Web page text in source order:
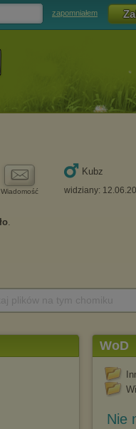
zapomniałem
Wiadomość
Kubz
widziany:
WoD
Nie